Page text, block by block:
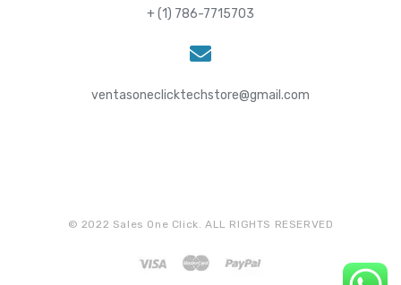
+ (1) 786-7715703
ventasoneclicktechstore@gmail.com
© 2022 Sales One Click. ALL RIGHTS RESERVED